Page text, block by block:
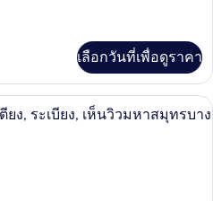
เลือกวันที่เพื่อดูราคา
เครื่องนอนระดับพรีเมียม, เตียงพร้อม
ยง, ระเบียง, เห็นวิวมหาสมุทรบาง